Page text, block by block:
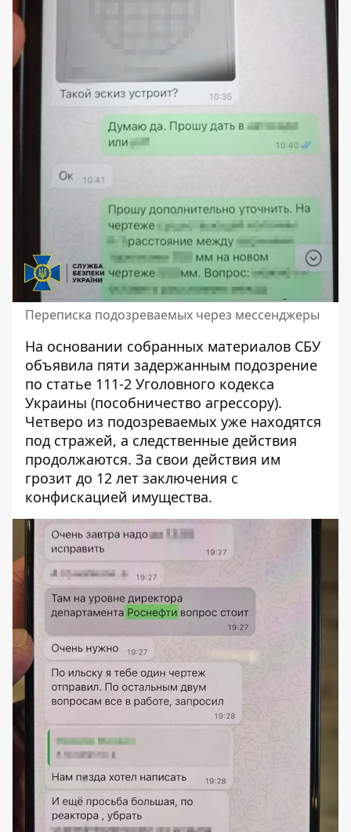
Переписка подозреваемых через мессенджеры
На основании собранных материалов СБУ
объявила пяти задержанным подозрение
по статье 111-2 Уголовного кодекса
Украины (пособничество агрессору).
Четверо из подозреваемых уже находятся
под стражей, а следственные действия
продолжаются. За свои действия им
грозит до 12 лет заключения с
конфискацией имущества.